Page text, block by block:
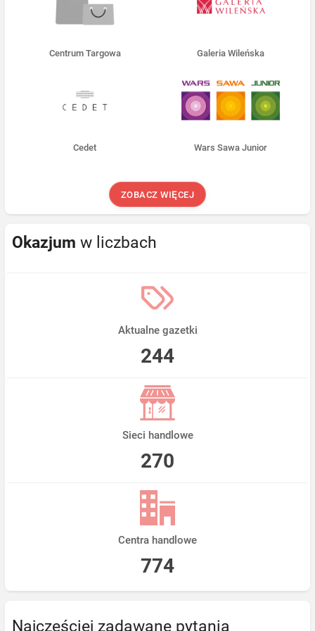
Centrum Targowa Galeria Wileńska
Cedet Wars Sawa Junior
ZOBACZ WIĘCEJ
Okazjum w liczbach
Aktualne gazetki
244
Sieci handlowe
270
Centra handlowe
774
Najczęściej zadawane pytania